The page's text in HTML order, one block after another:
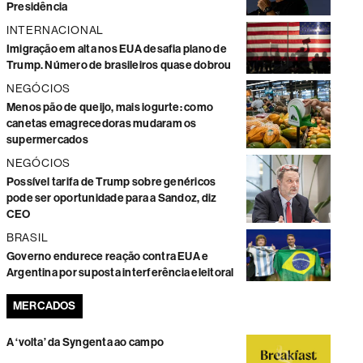
Presidência
INTERNACIONAL
Imigração em alta nos EUA desafia plano de
Trump. Número de brasileiros quase dobrou
NEGÓCIOS
Menos pão de queijo, mais iogurte: como
canetas emagrecedoras mudaram os
supermercados
NEGÓCIOS
Possível tarifa de Trump sobre genéricos
pode ser oportunidade para a Sandoz, diz
CEO
BRASIL
Governo endurece reação contra EUA e
Argentina por suposta interferência eleitoral
MERCADOS
A ‘volta’ da Syngenta ao campo